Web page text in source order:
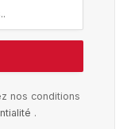
nos conditions
.